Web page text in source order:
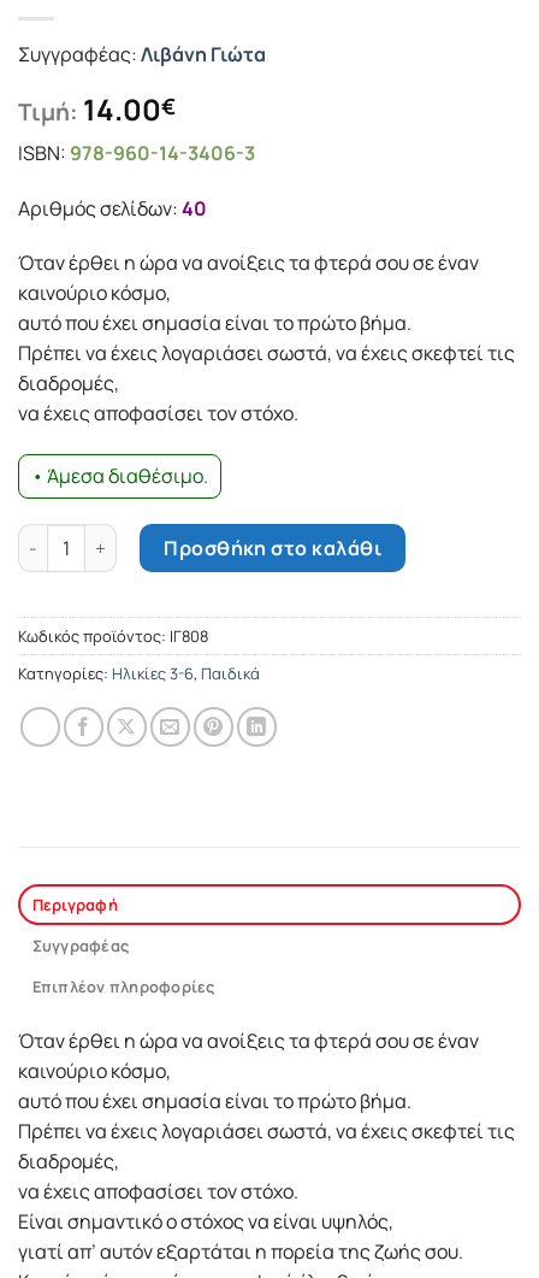
Συγγραφέας:Λιβάνη Γιώτα
Τιμή: 14.00€
ISBN: 978-960-14-3406-3
Αριθμός σελίδων:40
Όταν έρθει η ώρα να ανοίξεις τα φτερά σου σε έναν
καινούριο κόσµο,
αυτό που έχει σηµασία είναι το πρώτο βήµα.
Πρέπει να έχεις λογαριάσει σωστά, να έχεις σκεφτεί τις
διαδροµές,
να έχεις αποφασίσει τον στόχο.
• Άμεσα διαθέσιμο.
Το ταξίδι ποσότηταΠροσθήκη στο καλάθι
Κωδικός προϊόντος: ΙΓ808
Κατηγορίες: Ηλικίες 3-6, Παιδικά
Περιγραφή
Συγγραφέας
Επιπλέον πληροφορίες
Όταν έρθει η ώρα να ανοίξεις τα φτερά σου σε έναν
καινούριο κόσµο,
αυτό που έχει σηµασία είναι το πρώτο βήµα.
Πρέπει να έχεις λογαριάσει σωστά, να έχεις σκεφτεί τις
διαδροµές,
να έχεις αποφασίσει τον στόχο.
Είναι σηµαντικό ο στόχος να είναι υψηλός,
γιατί απ’ αυτόν εξαρτάται η πορεία της ζωής σου.